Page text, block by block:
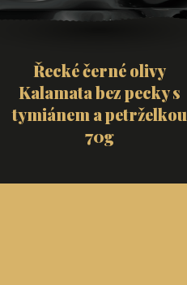
Řecké černé olivy
Kalamata bez pecky s
tymiánem a petrželkou
70g